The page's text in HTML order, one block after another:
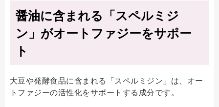
醤油に含まれる「スペルミジ
ン」がオートファジーをサポー
ト
大豆や発酵食品に含まれる「スペルミジン」は、オー
トファジーの活性化をサポートする成分です。